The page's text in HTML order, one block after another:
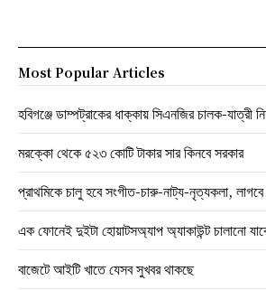
Most Popular Articles
হবিগঞ্জে ডাম্পট্রাকের ধাক্কায় সিএনজির চালক-যাত্রী
মরক্কো থেকে ৫২৩ কোটি টাকার সার কিনবে সরকার
প্রাথমিকে চালু হবে সংগীত-চারু-নাট্য-নৃত্যকলা,
এক ফোনেই দুইটা হোয়াটসঅ্যাপ অ্যাকাউন্ট চালানো
বাজেটে আইটি খাতে যেসব সুখবর থাকছে